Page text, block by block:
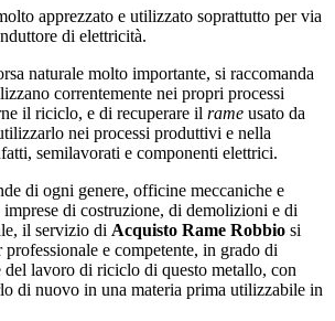
apprezzato e utilizzato soprattutto per via
di elettricità.
naturale molto importante, si raccomanda
correntemente nei propri processi
il riciclo, e di recuperare il rame usato da
nei processi produttivi e nella
semilavorati e componenti elettrici.
di ogni genere, officine meccaniche e
di costruzione, di demolizioni e di
il servizio di Acquisto Rame Robbio si
e competente, in grado di
del lavoro di riciclo di questo metallo, con
di nuovo in una materia prima utilizzabile in